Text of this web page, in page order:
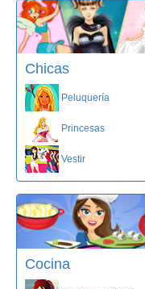
Chicas
Peluquería
Princesas
Vestir
Cocina